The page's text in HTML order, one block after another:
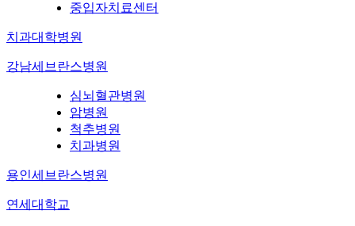
중입자치료센터
치과대학병원
강남세브란스병원
심뇌혈관병원
암병원
척추병원
치과병원
용인세브란스병원
연세대학교